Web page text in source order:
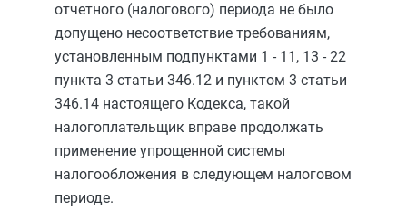
отчетного (налогового) периода не было
допущено несоответствие требованиям,
установленным подпунктами 1 - 11 , 13 - 22
пункта 3 статьи 346.12 и пунктом 3 статьи
346.14 настоящего Кодекса, такой
налогоплательщик вправе продолжать
применение упрощенной системы
налогообложения в следующем налоговом
периоде.